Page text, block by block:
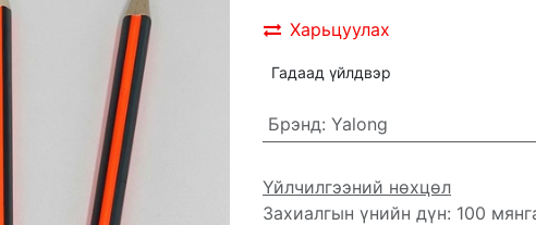
Харьцуулах
Гадаад үйлдвэр
Брэнд: Yalong
Үйлчилгээний нөхцөл
Захиалгын үнийн дүн: 100